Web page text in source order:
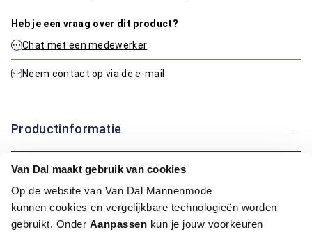
Van Dal maakt gebruik van cookies
Op de website van Van Dal Mannenmode
kunnen cookies en vergelijkbare technologieën worden
gebruikt. Onder Aanpassen kun je jouw voorkeuren
Heb je een vraag over dit product?
Chat met een medewerker
Neem contact op via de e-mail
Productinformatie
Artikelnummer
1016287-75-M
Materiaal:
100% Katoen
Pasvorm:
Comfort Fit
Motief:
Uni motief